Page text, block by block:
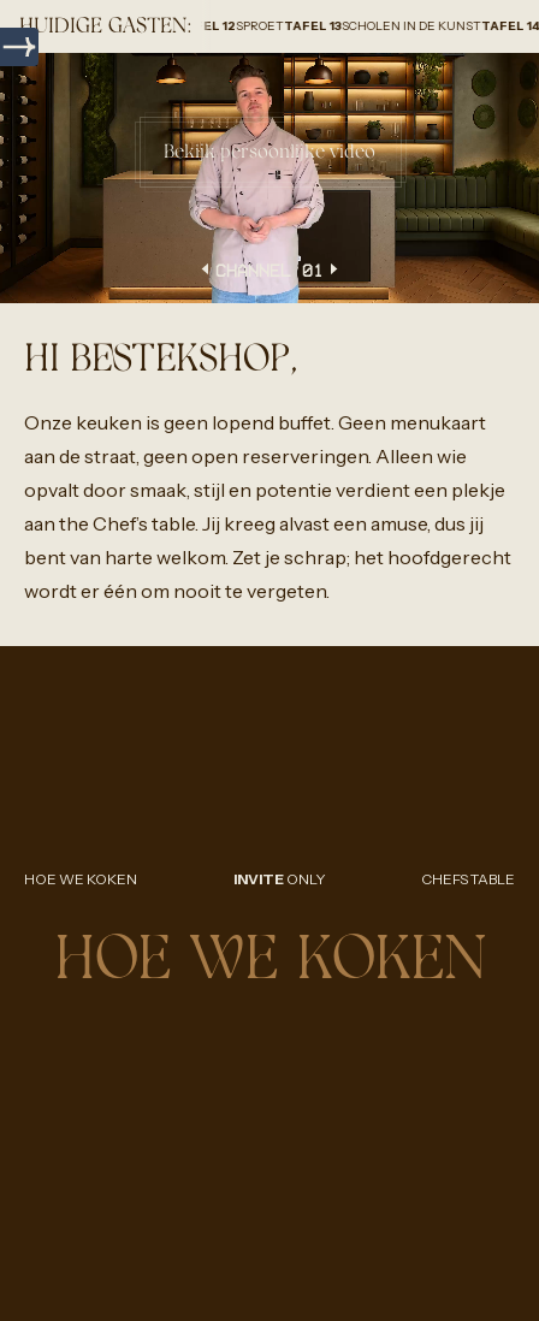
HUIDIGE GASTEN:
HOLLAND B.V. TAFEL 12SPROETTAFEL 13SCHOLEN IN DE KUNSTTAFEL 14HOMEUP
Bekijk persoonlijke video
CHANNEL 01
HI BESTEKSHOP,
Onze keuken is geen lopend buffet. Geen menukaart
aan de straat, geen open reserveringen. Alleen wie
opvaltdoorsmaak, stijl en potentie verdienteen plekje
aan the Chef’s table. Jij kreeg alvasteen amuse, dus jij
bentvan harte welkom. Zet je schrap; het hoofdgerecht
wordteréén om nooitte vergeten.
HOE WE KOKEN INVITEONLY CHEFS TABLE
HOE WE KOKEN